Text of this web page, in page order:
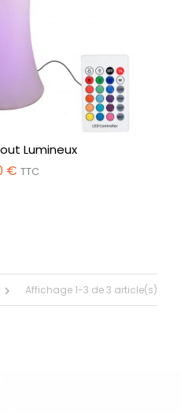
Lumineux
€ TTC
chevron_right Affichage 1-3 de 3 article(s)